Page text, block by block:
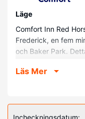
Läge
Comfort Inn Red
Frederick, en fem
och Baker Park.
Hotellrum
rummen med
foam-madrass,
Läs Mer
Incheckningsdatum: